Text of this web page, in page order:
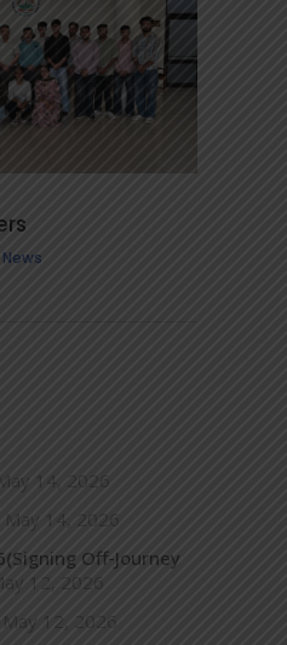
News
14, 2026
May 14, 2026
Off-Journey
12, 2026
May 12, 2026